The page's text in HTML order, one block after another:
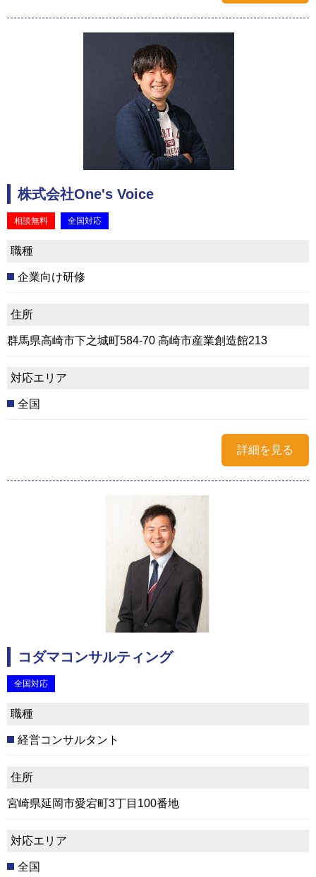
株式会社One's Voice
相談無料 全国対応
職種
企業向け研修
住所
群馬県高崎市下之城町584-70 高崎市産業創造館213
対応エリア
全国
詳細を見る
コダマコンサルティング
全国対応
職種
経営コンサルタント
住所
宮崎県延岡市愛宕町3丁目100番地
対応エリア
全国